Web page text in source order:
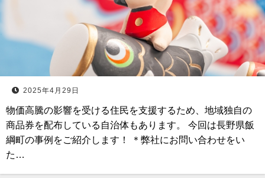
2025年4月29日
物価高騰の影響を受ける住民を支援するため、地域独自の
商品券を配布している自治体もあります。 今回は長野県飯
綱町の事例をご紹介します！ ＊弊社にお問い合わせをい
た…